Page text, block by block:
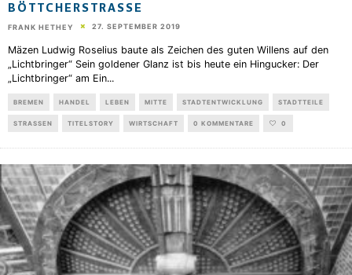
BÖTTCHERSTRASSE
FRANK HETHEY 27. SEPTEMBER 2019
Mäzen Ludwig Roselius baute als Zeichen des guten Willens auf den
„Lichtbringer“ Sein goldener Glanz ist bis heute ein Hingucker: Der
„Lichtbringer“ am Ein...
BREMEN HANDEL LEBEN MITTE STADTENTWICKLUNG STADTTEILE
STRASSEN TITELSTORY WIRTSCHAFT 0 KOMMENTARE 0